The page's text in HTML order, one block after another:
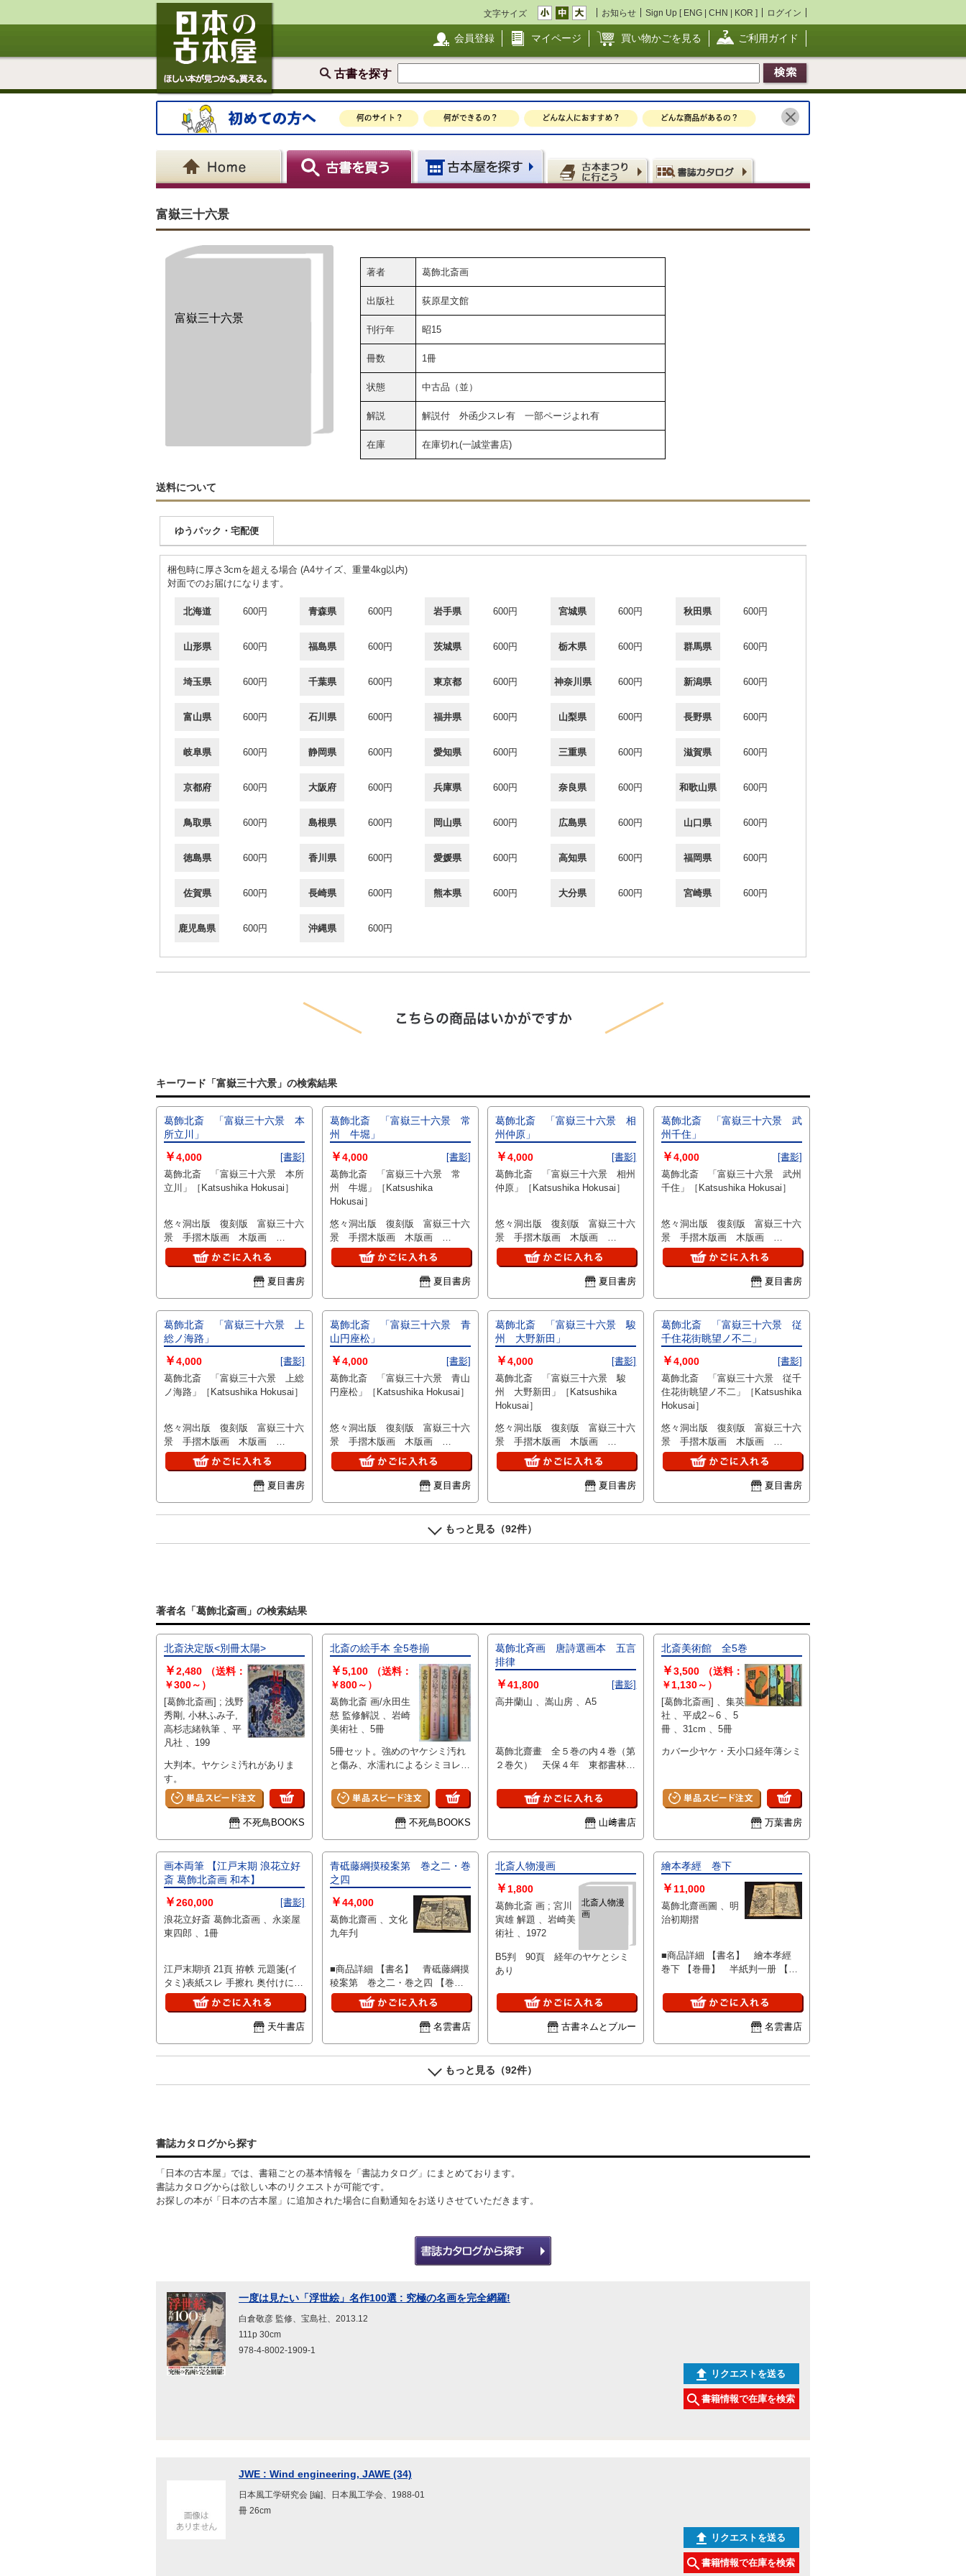
文字サイズ お知らせ Sign Up [ ENG | CHN | KOR ] ログイン
会員登録 マイページ 買い物かごを見る ご利用ガイド
古書を探す
富嶽三十六景
富嶽三十六景
著者 葛飾北斎画
出版社 荻原星文館
刊行年 昭15
冊数 1冊
状態 中古品（並）
解説 解説付 外函少スレ有 一部ページよれ有
在庫 在庫切れ(一誠堂書店)
送料について
ゆうパック・宅配便
梱包時に厚さ3cmを超える場合 (A4サイズ、重量4kg以内)
対面でのお届けになります。
北海道 600円 青森県 600円 岩手県 600円 宮城県 600円 秋田県 600円
山形県 600円 福島県 600円 茨城県 600円 栃木県 600円 群馬県 600円
埼玉県 600円 千葉県 600円 東京都 600円 神奈川県 600円 新潟県 600円
富山県 600円 石川県 600円 福井県 600円 山梨県 600円 長野県 600円
岐阜県 600円 静岡県 600円 愛知県 600円 三重県 600円 滋賀県 600円
京都府 600円 大阪府 600円 兵庫県 600円 奈良県 600円 和歌山県 600円
鳥取県 600円 島根県 600円 岡山県 600円 広島県 600円 山口県 600円
徳島県 600円 香川県 600円 愛媛県 600円 高知県 600円 福岡県 600円
佐賀県 600円 長崎県 600円 熊本県 600円 大分県 600円 宮崎県 600円
鹿児島県 600円 沖縄県 600円
キーワード「富嶽三十六景」の検索結果
葛飾北斎 「富嶽三十六景 本
所立川」
[書影]
￥4,000
葛飾北斎 「富嶽三十六景 本所
立川」［Katsushika Hokusai］
悠々洞出版 復刻版 富嶽三十六
景 手摺木版画 木版画
18×27
夏目書房
葛飾北斎 「富嶽三十六景 常
州 牛堀」
[書影]
￥4,000
葛飾北斎 「富嶽三十六景 常
州 牛堀」［Katsushika
Hokusai］
悠々洞出版 復刻版 富嶽三十六
景 手摺木版画 木版画
18×27
夏目書房
葛飾北斎 「富嶽三十六景 相
州仲原」
[書影]
￥4,000
葛飾北斎 「富嶽三十六景 相州
仲原」［Katsushika Hokusai］
悠々洞出版 復刻版 富嶽三十六
景 手摺木版画 木版画
18×27
夏目書房
葛飾北斎 「富嶽三十六景 武
州千住」
[書影]
￥4,000
葛飾北斎 「富嶽三十六景 武州
千住」［Katsushika Hokusai］
悠々洞出版 復刻版 富嶽三十六
景 手摺木版画 木版画
18×27
夏目書房
葛飾北斎 「富嶽三十六景 上
総ノ海路」
[書影]
￥4,000
葛飾北斎 「富嶽三十六景 上総
ノ海路」［Katsushika Hokusai］
悠々洞出版 復刻版 富嶽三十六
景 手摺木版画 木版画
18×27
夏目書房
葛飾北斎 「富嶽三十六景 青
山円座松」
[書影]
￥4,000
葛飾北斎 「富嶽三十六景 青山
円座松」［Katsushika Hokusai］
悠々洞出版 復刻版 富嶽三十六
景 手摺木版画 木版画
18×27
夏目書房
葛飾北斎 「富嶽三十六景 駿
州 大野新田」
[書影]
￥4,000
葛飾北斎 「富嶽三十六景 駿
州 大野新田」［Katsushika
Hokusai］
悠々洞出版 復刻版 富嶽三十六
景 手摺木版画 木版画
18×27
夏目書房
葛飾北斎 「富嶽三十六景 従
千住花街眺望ノ不二」
[書影]
￥4,000
葛飾北斎 「富嶽三十六景 従千
住花街眺望ノ不二」［Katsushika
Hokusai］
悠々洞出版 復刻版 富嶽三十六
景 手摺木版画 木版画
18×27
夏目書房
もっと見る（92件）
著者名「葛飾北斎画」の検索結果
北斎決定版<別冊太陽>
￥2,480
（送料：
￥300～）
[葛飾北斎画] ; 浅野
秀剛, 小林ふみ子,
高杉志緒執筆 、平
凡社 、199
大判本。ヤケシミ汚れがありま
す。
不死鳥BOOKS
北斎の絵手本 全5巻揃
￥5,100
（送料：
￥800～）
葛飾北斎 画/永田生
慈 監修解説 、岩崎
美術社 、5冊
5冊セット。強めのヤケシミ汚れ
と傷み、水濡れによるシミヨレ、
す。
不死鳥BOOKS
葛飾北斉画 唐詩選画本 五言
排律
[書影]
￥41,800
高井蘭山 、嵩山房 、A5
葛飾北齋畫 全５巻の内４巻（第
２巻欠） 天保４年 東都書林
山﨑書店
北斎美術館 全5巻
￥3,500
（送料：
￥1,130～）
[葛飾北斎画] 、集英
社 、平成2～6 、5
冊 、31cm 、5冊
カバー少ヤケ・天小口経年薄シミ
万葉書房
画本両筆 【江戸末期 浪花立好
斎 葛飾北斎画 和本】
[書影]
￥260,000
浪花立好斎 葛飾北斎画 、永楽屋
東四郎 、1冊
江戸末期頃 21頁 拵帙 元題箋(イ
タミ)表紙スレ 手擦れ 奥付けに墨
付経年普通 25.5×18cm
天牛書店
青砥藤綱摸稜案第 巻之二・巻
之四
￥44,000
葛飾北齋画 、文化
九年刋
■商品詳細 【書名】 青砥藤綱摸
稜案第 巻之二・巻之四 【巻
冊】 半紙判二册 【著者】 東
都／曲亭馬琴編述 【成立】 文
化九年刋 ★ 葛飾北齋画名雲書店
北斎人物漫画
北斎人物漫
画
￥ 1,800
葛飾北斎 画 ; 宮川
寅雄 解題 、岩崎美
術社 、1972
B5判 90頁 経年のヤケとシミ
あり
古書ネムとブルー
繪本孝經 巻下
￥ 11,000
葛飾北齋画圖 、明
治初期摺
■商品詳細 【書名】 繪本孝經
巻下 【巻冊】 半紙判一册 【著
元治元年冬再刻 ★ 東京／高井
蘭山翁謹撰 ★ 東京書肆／嵩山
房／須原屋新兵衛梓 ★ 題簽欠
名雲書店
もっと見る（92件）
書誌カタログから探す
「日本の古本屋」では、書籍ごとの基本情報を「書誌カタログ」にまとめております。
書誌カタログからは欲しい本のリクエストが可能です。
お探しの本が「日本の古本屋」に追加された場合に自動通知をお送りさせていただきます。
一度は見たい「浮世絵」名作100選 : 究極の名画を完全網羅!
白倉敬彦 監修、宝島社、2013.12
111p 30cm
978-4-8002-1909-1
リクエストを送る
書籍情報で在庫を検索
JWE : Wind engineering, JAWE (34)
日本風工学研究会 [編]、日本風工学会、1988-01
冊 26cm
リクエストを送る
書籍情報で在庫を検索